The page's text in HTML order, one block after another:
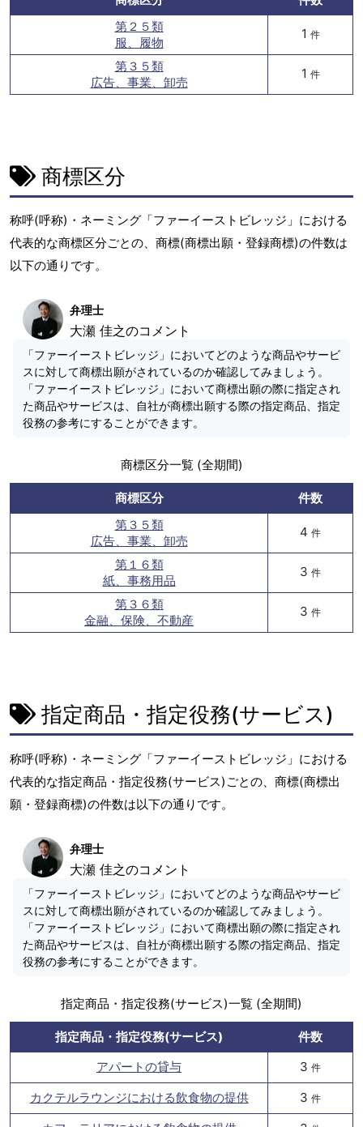
第２５類
服、履物
1 件
第３５類
広告、事業、卸売
1 件
商標区分
称呼(呼称)・ネーミング「ファーイーストビレッジ」における
代表的な商標区分ごとの、商標(商標出願・登録商標)の件数は
以下の通りです。
弁理士
大瀬 佳之のコメント
「ファーイーストビレッジ」においてどのような商品やサービ
スに対して商標出願がされているのか確認してみましょう。
「ファーイーストビレッジ」において商標出願の際に指定され
た商品やサービスは、自社が商標出願する際の指定商品、指定
役務の参考にすることができます。
商標区分一覧 (全期間)
商標区分
件数
第３５類
広告、事業、卸売
4 件
第１６類
紙、事務用品
3 件
第３６類
金融、保険、不動産
3 件
指定商品・指定役務(サービス)
称呼(呼称)・ネーミング「ファーイーストビレッジ」における
代表的な指定商品・指定役務(サービス)ごとの、商標(商標出
願・登録商標)の件数は以下の通りです。
弁理士
大瀬 佳之のコメント
「ファーイーストビレッジ」においてどのような商品やサービ
スに対して商標出願がされているのか確認してみましょう。
「ファーイーストビレッジ」において商標出願の際に指定され
た商品やサービスは、自社が商標出願する際の指定商品、指定
役務の参考にすることができます。
指定商品・指定役務(サービス)一覧 (全期間)
指定商品・指定役務(サービス)
件数
アパートの貸与
3 件
カクテルラウンジにおける飲食物の提供 3 件